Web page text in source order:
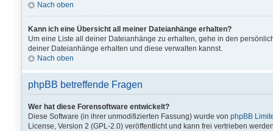
Nach oben
Kann ich eine Übersicht all meiner Dateianhänge erhalten?
Um eine Liste all deiner Dateianhänge zu erhalten, gehe in den
deiner Dateianhänge erhalten und diese verwalten kannst.
Nach oben
phpBB betreffende Fragen
Wer hat diese Forensoftware entwickelt?
Diese Software (in ihrer unmodifizierten Fassung) wurde von phpBB
License, Version 2 (GPL-2.0) veröffentlicht und kann frei vertrieben